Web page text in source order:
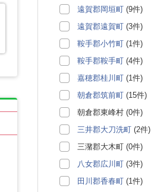
遠賀郡岡垣町 (9件)
遠賀郡遠賀町 (3件)
鞍手郡小竹町 (1件)
鞍手郡鞍手町 (4件)
嘉穂郡桂川町 (1件)
朝倉郡筑前町 (15件)
朝倉郡東峰村 (0件)
三井郡大刀洗町 (2件)
三潴郡大木町 (0件)
八女郡広川町 (3件)
田川郡香春町 (1件)